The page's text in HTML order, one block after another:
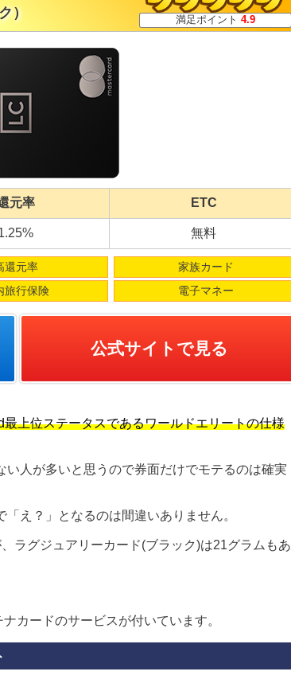
） 満足ポイント 4.9
元率 ETC
無料
還元率
家族カード
旅行保険 電子マネー
公式サイトで見る
最上位ステータスであるワールドエリートの仕様
人が多いと思うので券面だけでモテるのは確実
え？」となるのは間違いありません。
ラグジュアリーカード(ブラック)は21グラムもあ
カードのサービスが付いています。